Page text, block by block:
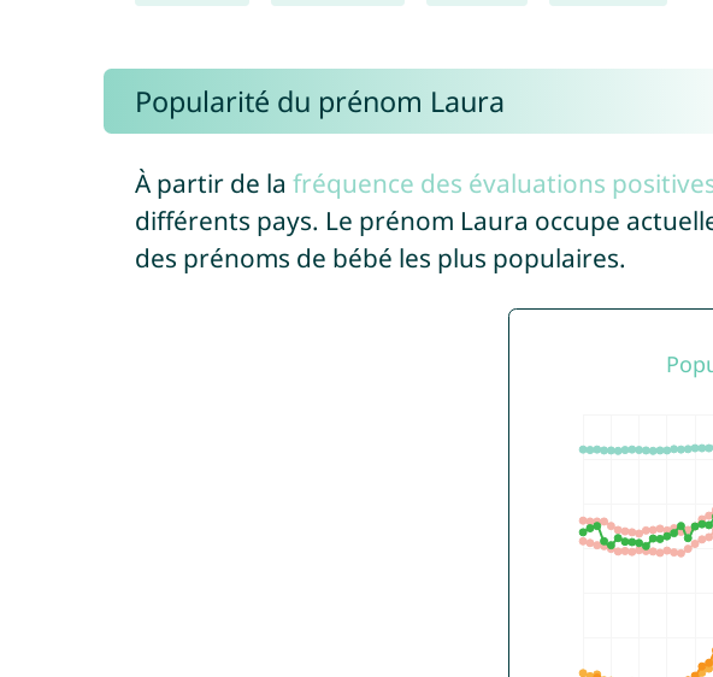
Popularité du prénom Laura
À partir de la fréquence des évaluations
différents pays. Le prénom Laura occupe
des prénoms de bébé les plus populaires.